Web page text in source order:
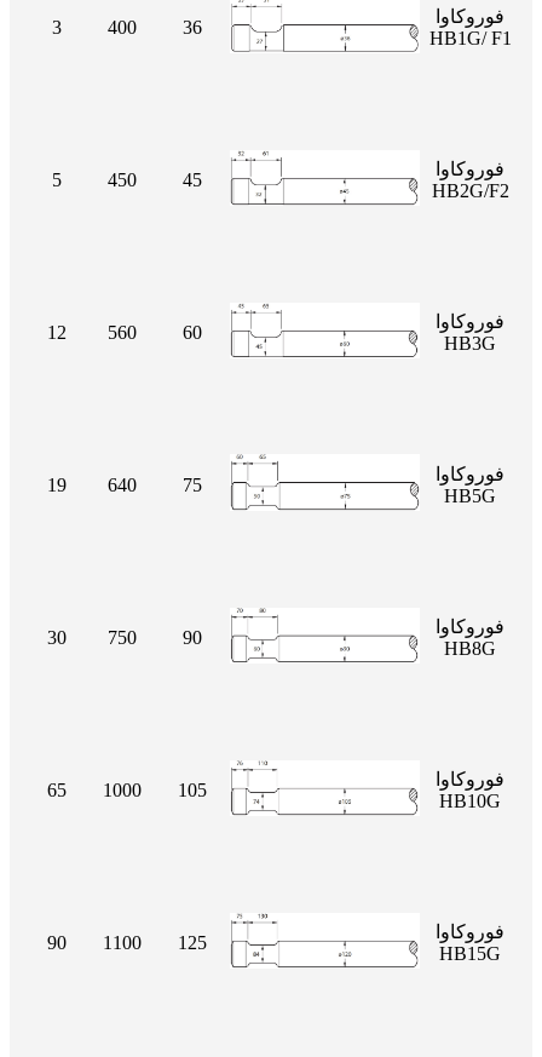
فوروكاوا
HB1G/ F1
36
400
3
فوروكاوا
HB2G/F2
45
450
5
فوروكاوا
HB3G
60
560
12
فوروكاوا
HB5G
75
640
19
فوروكاوا
HB8G
90
750
30
فوروكاوا
HB10G
105
1000
65
فوروكاوا
HB15G
125
1100
90